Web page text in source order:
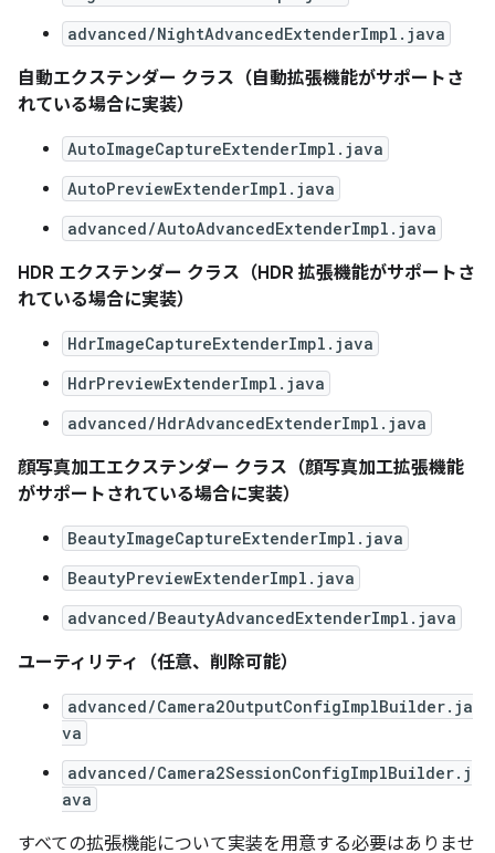
advanced/NightAdvancedExtenderImpl.java
自動エクステンダー クラス（自動拡張機能がサポートさ
れている場合に実装）
AutoImageCaptureExtenderImpl.java
AutoPreviewExtenderImpl.java
advanced/AutoAdvancedExtenderImpl.java
HDR エクステンダー クラス（HDR 拡張機能がサポートさ
れている場合に実装）
HdrImageCaptureExtenderImpl.java
HdrPreviewExtenderImpl.java
advanced/HdrAdvancedExtenderImpl.java
顔写真加工エクステンダー クラス（顔写真加工拡張機能
がサポートされている場合に実装）
BeautyImageCaptureExtenderImpl.java
BeautyPreviewExtenderImpl.java
advanced/BeautyAdvancedExtenderImpl.java
ユーティリティ（任意、削除可能）
advanced/Camera2OutputConfigImplBuilder.ja
va
advanced/Camera2SessionConfigImplBuilder.j
ava
すべての拡張機能について実装を用意する必要はありませ